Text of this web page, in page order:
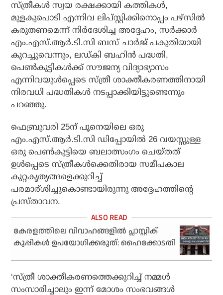
സ്ത്രീകൾ സ്വയ രക്ഷക്കായി കത്തികൾ,
മുളകുപൊടി എന്നിവ ലിപ്സ്റ്റിക്കിനൊപ്പം പഴ്‌സിൽ
കരുതണമെന്ന് നിർദേശിച്ച അദ്ദേഹം, സർക്കാർ
എം.എസ്.ആർ.ടി.സി ബസ് ചാർജ് പകുതിയായി
കുറച്ചുവെന്നും, ലഡ്കി ബഹിൻ പദ്ധതി,
പെൺകുട്ടികൾക്ക് സൗജന്യ വിദ്യാഭ്യാസം
എന്നിവയുൾപ്പെടെ സ്ത്രീ ശാക്തീകരണത്തിനായി
നിരവധി പദ്ധതികൾ നടപ്പാക്കിയിട്ടുണ്ടെന്നും
പറഞ്ഞു.
ഫെബ്രുവരി 25ന് പൂനെയിലെ ഒരു
എം.എസ്.ആർ.ടി.സി ഡിപ്പോയിൽ 26 വയസ്സുള്ള
ഒരു പെൺകുട്ടിയെ ബലാത്സംഗം ചെയ്തത്
ഉൾപ്പെടെ സ്ത്രീകൾക്കെതിരായ സമീപകാല
കുറ്റകൃത്യങ്ങളെക്കുറിച്ച്
പരമാര്ശിച്ചുകൊണ്ടായിരുന്നു അദ്ദേഹത്തിന്റെ
പ്രസ്താവന.
കേരളത്തിലെ വിവാഹങ്ങളിൽ പ്ലാസ്റ്റിക്
കുപ്പികൾ ഉപയോഗിക്കരുത്: ഹൈക്കോടതി
‘സ്ത്രീ ശാക്തീകരണത്തെക്കുറിച്ച് നമ്മൾ
സംസാരിച്ചാലും ഇന്ന് മോശം സംഭവങ്ങൾ